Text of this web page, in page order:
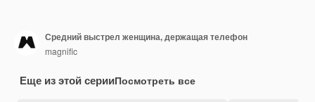
Средний выстрел женщина, держащая телефон
magnific
Еще из этой серииПосмотреть все